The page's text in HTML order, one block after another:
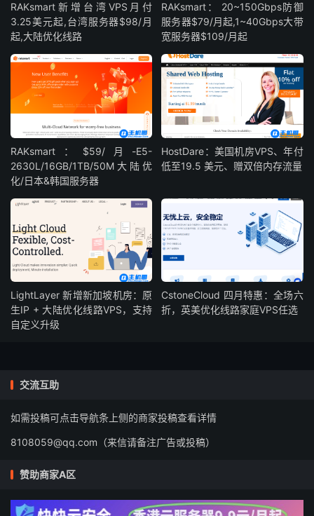
RAKsmart新增台湾VPS月付
3.25美元起,台湾服务器$98/月
起,大陆优化线路
RAKsmart： 20~150Gbps防御
服务器$79/月起,1~40Gbps大带
宽服务器$109/月起
RAKsmart：$59/月-E5-
2630L/16GB/1TB/50M大陆优
化/日本&韩国服务器
HostDare：美国机房VPS、年付
低至19.5 美元、赠双倍内存流量
LightLayer 新增新加坡机房：原
生IP + 大陆优化线路VPS，支持
自定义升级
CstoneCloud 四月特惠：全场六
折，英美优化线路家庭VPS任选
交流互助
如需投稿可点击导航条上侧的商家投稿查看详情
8108059@qq.com（来信请备注广告或投稿）
赞助商家A区